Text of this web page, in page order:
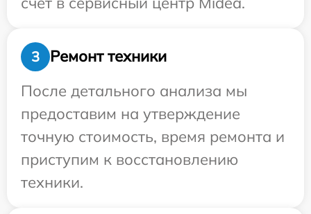
3
Ремонт техники
После детального анализа мы
предоставим на утверждение
точную стоимость, время ремонта и
приступим к восстановлению
техники.